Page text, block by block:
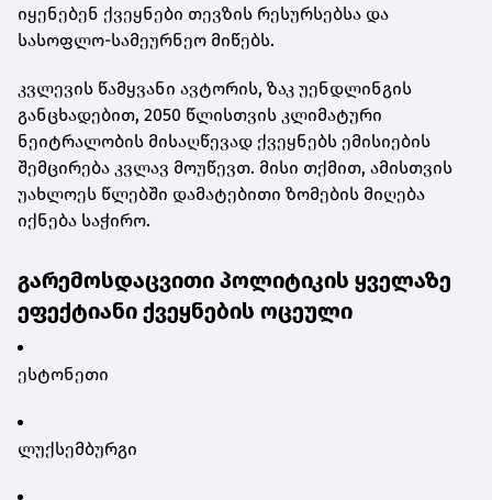
იყენებენ ქვეყნები თევზის რესურსებსა და
სასოფლო-სამეურნეო მიწებს.
კვლევის წამყვანი ავტორის, ზაკ უენდლინგის
განცხადებით, 2050 წლისთვის კლიმატური
ნეიტრალობის მისაღწევად ქვეყნებს ემისიების
შემცირება კვლავ მოუწევთ. მისი თქმით, ამისთვის
უახლოეს წლებში დამატებითი ზომების მიღება
იქნება საჭირო.
გარემოსდაცვითი პოლიტიკის ყველაზე
ეფექტიანი ქვეყნების ოცეული
ესტონეთი
ლუქსემბურგი